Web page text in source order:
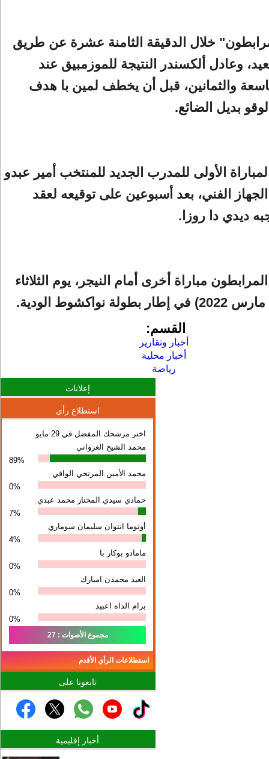
خلال الدقيقة الثامنة عشرة عن طريق
وعادل ألكسندر النتيجة للموزمبيق عند
والثمانين، قبل أن يخطف لمين با هدف
بديل الضائع.
الأولى للمدرب الجديد للمنتخب أمير عبدو
الفني، بعد أسبوعين على توقيعه لعقد
ديدي دا روزا.
مباراة أخرى أمام النيجر، يوم الثلاثاء
القسم:
أخبار وتقارير
أخبار محلية
رياضة
إعلانات
استطلاع رأي
اختر مرشحك المفضل في 29 مايو
محمد الشيخ الغزواني
89%
محمد الأمين المرتجي الوافي
0%
حمادي سيدي المختار محمد عبدي
7%
أوتوما انتوان سلیمان سوماري
4%
مامادو بوكار با
0%
العيد محمدن امبارك
0%
برام الداه اعبيد
0%
مجموع الأصوات : 27
استطلاعات الرأي الأقدم
تابعونا على
أخبار إقليمية